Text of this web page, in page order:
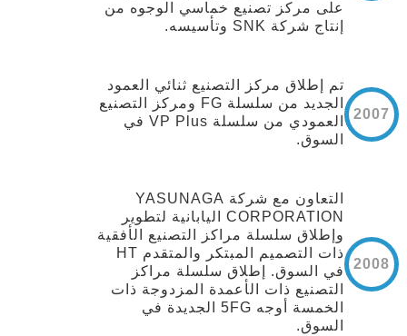
على مركز تصنيع خماسي الوجوه من
إنتاج شركة SNK وتأسيسه.
2007
تم إطلاق مركز التصنيع ثنائي العمود
الجديد من سلسلة FG ومركز التصنيع
العمودي من سلسلة VP Plus في
السوق.
2008
التعاون مع شركة YASUNAGA
CORPORATION اليابانية لتطوير
وإطلاق سلسلة مراكز التصنيع الأفقية
ذات التصميم المبتكر والمتقدم HT
في السوق. إطلاق سلسلة مراكز
التصنيع ذات الأعمدة المزدوجة ذات
الخمسة أوجه 5FG الجديدة في
السوق.